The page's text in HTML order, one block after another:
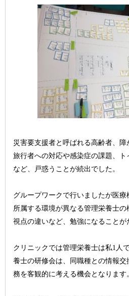
災害要支援者と呼ばれる高齢者、障
旅行者への対応や感染症の課題、
など、
戸惑うことが続出でした。
グループワークで行いましたが医療
所属する環境が異なる管理栄養士
視点の違いなど、勉強になることが
クリニックでは管理栄養士は私1人
養士の研修会は、同職種との情報
務を客観的に考える機会となりま す